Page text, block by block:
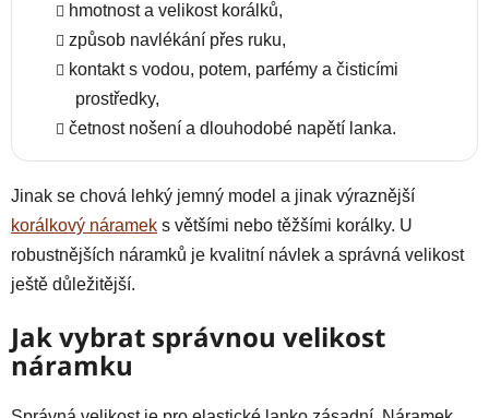
hmotnost a velikost korálků,
způsob navlékání přes ruku,
kontakt s vodou, potem, parfémy a čisticími
prostředky,
četnost nošení a dlouhodobé napětí lanka.
Jinak se chová lehký jemný model a jinak výraznější
korálkový náramek s většími nebo těžšími korálky. U
robustnějších náramků je kvalitní návlek a správná velikost
ještě důležitější.
Jak vybrat správnou velikost
náramku